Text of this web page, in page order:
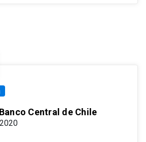
Central de Chile